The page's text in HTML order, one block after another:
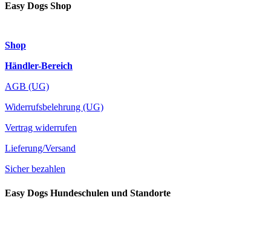
Easy Dogs Shop
Shop
Händler-Bereich
AGB (UG)
Widerrufsbelehrung (UG)
Vertrag widerrufen
Lieferung/Versand
Sicher bezahlen
Easy Dogs Hundeschulen und Standorte